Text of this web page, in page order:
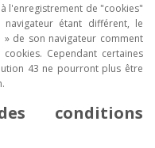
l'enregistrement de "cookies"
étant différent, le
de son navigateur comment
Cependant certaines
43 ne pourront plus être
conditions